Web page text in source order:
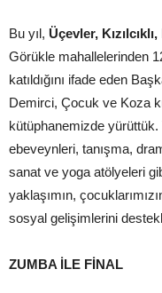
Bu yıl, Üçevler,
Görükle mahallelerinden
katıldığını ifade eden
Demirci, Çocuk ve Koza
kütüphanemizde yürüttük.
ebeveynleri, tanışma,
sanat ve yoga atölyeleri
yaklaşımın,
sosyal gelişimlerini
ZUMBA İLE FİNAL